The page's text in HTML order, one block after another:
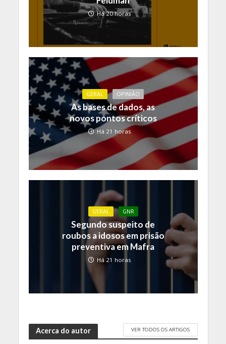
Há 20 horas
GERAL OPINIÃO
As bases de dados, as
novos pontos críticos
Há 21 horas
GERAL GNR
Segundo suspeito de
roubos a idosos em prisão
preventiva em Mafra
Há 21 horas
Acerca do autor VER TODOS OS ARTIGOS